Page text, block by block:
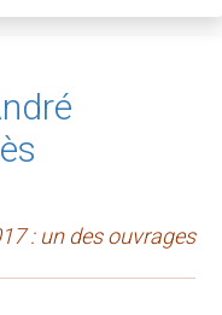
: un des ouvrages